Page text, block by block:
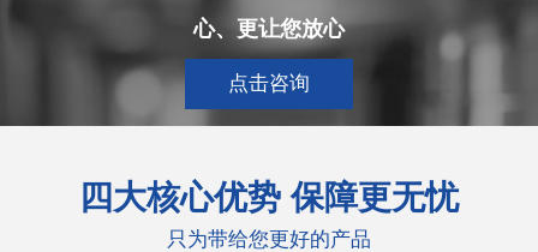
心、更让您放心
点击咨询
四大核心优势 保障更无忧
只为带给您更好的产品